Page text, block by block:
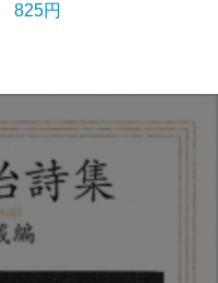
825円